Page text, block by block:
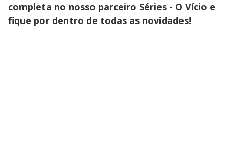
completa no nosso parceiro Séries - O Vício e
fique por dentro de todas as novidades!